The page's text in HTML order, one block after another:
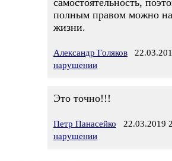
самостоятельность,
полным правом можно
жизни.
Александр Голяков
нарушении
Это точно!!!
Петр Панасейко 22.03.2019
нарушении